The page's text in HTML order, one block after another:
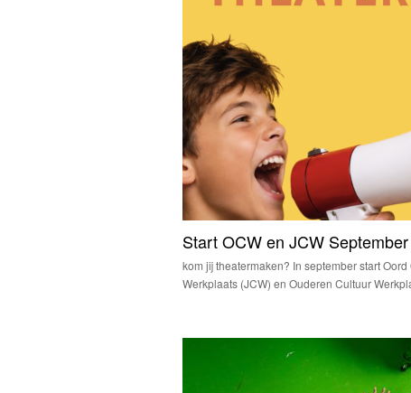
Start OCW en JCW
kom jij theatermaken? In september start
Werkplaats (JCW) en Ouderen Cultuur